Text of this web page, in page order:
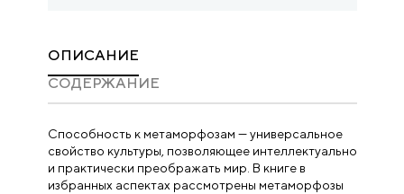
ОПИСАНИЕ
CОДЕРЖАНИЕ
Способность к метаморфозам — универсальное
свойство культуры, позволяющее интеллектуально
и практически преображать мир. В книге в
избранных аспектах рассмотрены метаморфозы